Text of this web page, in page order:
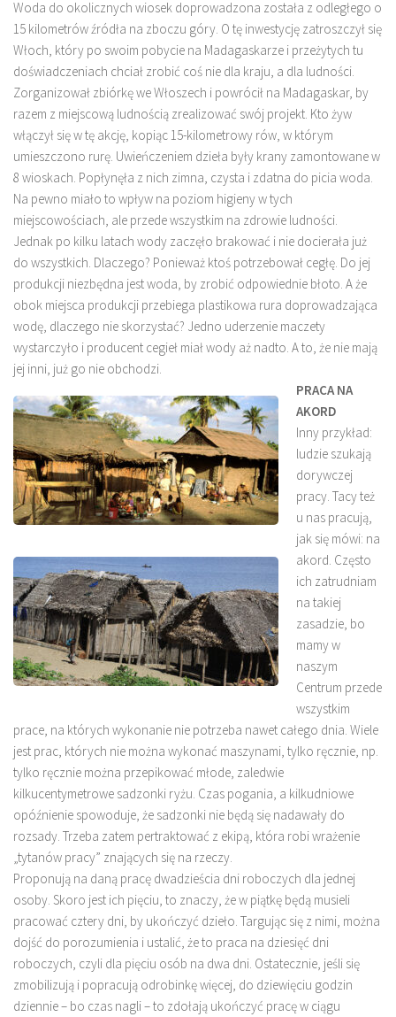
Woda do okolicznych wiosek doprowadzona została z odległego o
15 kilometrów źródła na zboczu góry. O tę inwestycję zatroszczył się
Włoch, który po swoim pobycie na Madagaskarze i przeżytych tu
doświadczeniach chciał zrobić coś nie dla kraju, a dla ludności.
Zorganizował zbiórkę we Włoszech i powrócił na Madagaskar, by
razem z miejscową ludnością zrealizować swój projekt. Kto żyw
włączył się w tę akcję, kopiąc 15-kilometrowy rów, w którym
umieszczono rurę. Uwieńczeniem dzieła były krany zamontowane w
8 wioskach. Popłynęła z nich zimna, czysta i zdatna do picia woda.
Na pewno miało to wpływ na poziom higieny w tych
miejscowościach, ale przede wszystkim na zdrowie ludności.
Jednak po kilku latach wody zaczęło brakować i nie docierała już
do wszystkich. Dlaczego? Ponieważ ktoś potrzebował cegłę. Do jej
produkcji niezbędna jest woda, by zrobić odpowiednie błoto. A że
obok miejsca produkcji przebiega plastikowa rura doprowadzająca
wodę, dlaczego nie skorzystać? Jedno uderzenie maczety
wystarczyło i producent cegieł miał wody aż nadto. A to, że nie mają
jej inni, już go nie obchodzi.
PRACA NA
AKORD
Inny przykład:
ludzie szukają
dorywczej
pracy. Tacy też
u nas pracują,
jak się mówi: na
akord. Często
ich zatrudniam
na takiej
zasadzie, bo
mamy w
naszym
Centrum przede
wszystkim
prace, na których wykonanie nie potrzeba nawet całego dnia. Wiele
jest prac, których nie można wykonać maszynami, tylko ręcznie, np.
tylko ręcznie można przepikować młode, zaledwie
kilkucentymetrowe sadzonki ryżu. Czas pogania, a kilkudniowe
opóźnienie spowoduje, że sadzonki nie będą się nadawały do
rozsady. Trzeba zatem pertraktować z ekipą, która robi wrażenie
„tytanów pracy” znających się na rzeczy.
Proponują na daną pracę dwadzieścia dni roboczych dla jednej
osoby. Skoro jest ich pięciu, to znaczy, że w piątkę będą musieli
pracować cztery dni, by ukończyć dzieło. Targując się z nimi, można
dojść do porozumienia i ustalić, że to praca na dziesięć dni
roboczych, czyli dla pięciu osób na dwa dni. Ostatecznie, jeśli się
zmobilizują i popracują odrobinkę więcej, do dziewięciu godzin
dziennie – bo czas nagli – to zdołają ukończyć pracę w ciągu